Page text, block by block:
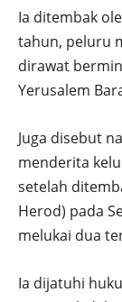
Ia ditembak
tahun, peluru
dirawat
Yerusalem
Juga disebut
menderita
setelah
Herod) pada
melukai dua
Ia dijatuhi